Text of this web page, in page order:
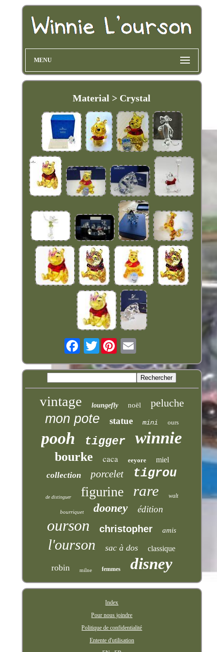
MENU
Material > Crystal
Twitter
vintage loungefly noël peluche
mon pote statue mini ours
pooh tigger winnie
bourke caca eeyore miel
collection porcelet tigrou
de distinguer figurine rare walt
bourriquet dooney édition
ourson christopher amis
l'ourson sac à dos classique
robin milne femmes disney
Index
Pour nous joindre
Politique de confidentialité
Entente d'utilisation